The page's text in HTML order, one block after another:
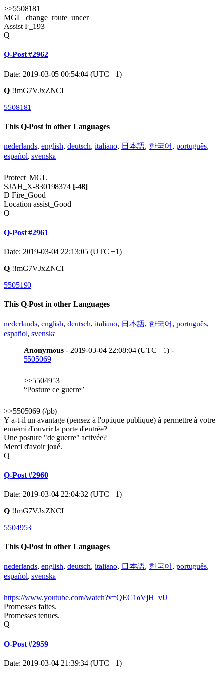
>>5508181
MGL_change_route_under
Assist P_193
Q
Q-Post #2962
Date: 2019-03-05 00:54:04 (UTC +1)
Q !!mG7VJxZNCI
5508181
This Q-Post in other Languages
nederlands, english, deutsch, italiano, 日本語, 한국어 , português,
español, svenska
Protect_MGL
SJAH_X-830198374 [-48]
D Fire_Good
Location assist_Good
Q
Q-Post #2961
Date: 2019-03-04 22:13:05 (UTC +1)
Q !!mG7VJxZNCI
5505190
This Q-Post in other Languages
nederlands, english, deutsch, italiano, 日本語, 한국어 , português,
español, svenska
Anonymous - 2019-03-04 22:08:04 (UTC +1) -
5505069
>>5504953
“Posture de guerre”
>>5505069 (/pb)
Y a-t-il un avantage (pensez à l'optique publique) à permettre à votre
ennemi d'ouvrir la porte d'entrée?
Une posture "de guerre" activée?
Merci d'avoir joué.
Q
Q-Post #2960
Date: 2019-03-04 22:04:32 (UTC +1)
Q !!mG7VJxZNCI
5504953
This Q-Post in other Languages
nederlands, english, deutsch, italiano, 日本語, 한국어 , português,
español, svenska
https://www.youtube.com/watch?v=QEC1oVjH_vU
Promesses faites.
Promesses tenues.
Q
Q-Post #2959
Date: 2019-03-04 21:39:34 (UTC +1)